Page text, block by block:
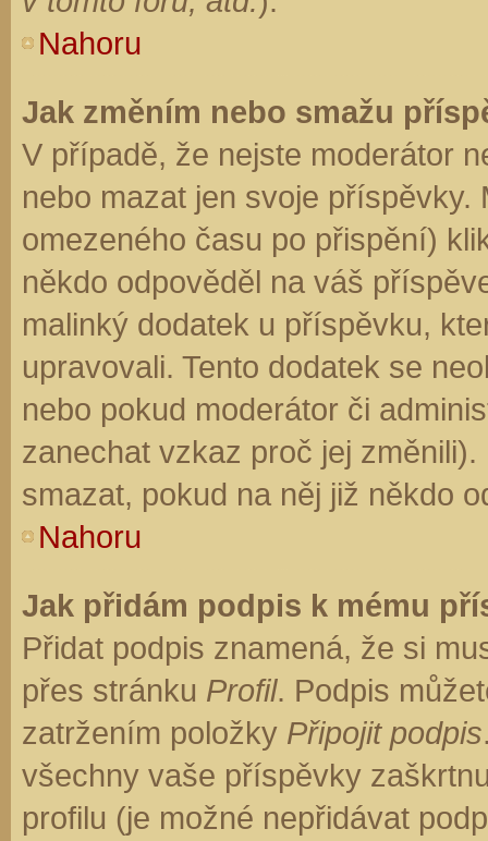
Nahoru
Jak změním nebo smažu
V případě, že nejste moderátor
nebo mazat jen svoje
omezeného času po přispění)
někdo odpověděl na váš
malinký dodatek u příspěvku,
upravovali. Tento dodatek se
nebo pokud moderátor či
zanechat vzkaz proč jej
smazat, pokud na něj již někdo
Nahoru
Jak přidám podpis k mému
Přidat podpis znamená, že si
přes stránku Profil. Podpis
zatržením položky Připojit podpis
všechny vaše příspěvky
profilu (je možné nepřidávat